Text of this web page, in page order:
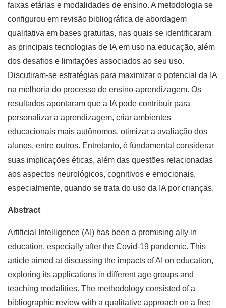
faixas etárias e modalidades de ensino. A metodologia se
configurou em revisão bibliográfica de abordagem
qualitativa em bases gratuitas, nas quais se identificaram
as principais tecnologias de IA em uso na educação, além
dos desafios e limitações associados ao seu uso.
Discutiram-se estratégias para maximizar o potencial da IA
na melhoria do processo de ensino-aprendizagem. Os
resultados apontaram que a IA pode contribuir para
personalizar a aprendizagem, criar ambientes
educacionais mais autônomos, otimizar a avaliação dos
alunos, entre outros. Entretanto, é fundamental considerar
suas implicações éticas, além das questões relacionadas
aos aspectos neurológicos, cognitivos e emocionais,
especialmente, quando se trata do uso da IA por crianças.
Abstract
Artificial Intelligence (AI) has been a promising ally in
education, especially after the Covid-19 pandemic. This
article aimed at discussing the impacts of AI on education,
exploring its applications in different age groups and
teaching modalities. The methodology consisted of a
bibliographic review with a qualitative approach on a free